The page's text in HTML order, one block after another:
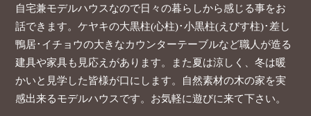
自宅兼モデルハウスなので日々の暮らしから感じる事をお
話できます。ケヤキの大黒柱(心柱)･小黒柱(えびす柱)･差し
鴨居･イチョウの大きなカウンターテーブルなど職人が造る
建具や家具も見応えがあります。
また夏は涼しく、冬は暖
かいと見学した皆様が口にします。 自然素材の木の家を実
感出来るモデルハウスです。お気軽に遊びに来て下さい。